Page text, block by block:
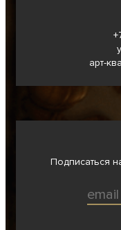
арт-
Подписаться